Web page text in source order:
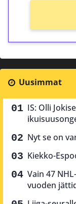
Uusimmat
IS: Olli
Nyt se on
Kiekko-
Vain 47
vuoden